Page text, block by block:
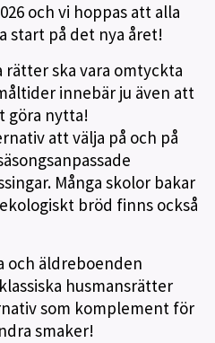
och vi hoppas att alla
start på det nya året!
rätter ska vara omtyckta
innebär ju även att
göra nytta!
att välja på och på
Många skolor bakar
bröd finns också
och äldreboenden
husmansrätter
som komplement för
smaker!